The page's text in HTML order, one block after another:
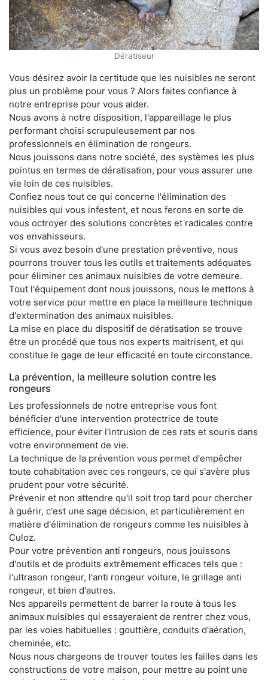
Dératiseur
Vous désirez avoir la certitude que les nuisibles ne seront
plus un problème pour vous ? Alors faites confiance à
notre entreprise pour vous aider.
Nous avons à notre disposition, l'appareillage le plus
performant choisi scrupuleusement par nos
professionnels en élimination de rongeurs.
Nous jouissons dans notre société, des systèmes les plus
pointus en termes de dératisation, pour vous assurer une
vie loin de ces nuisibles.
Confiez nous tout ce qui concerne l'élimination des
nuisibles qui vous infestent, et nous ferons en sorte de
vous octroyer des solutions concrètes et radicales contre
vos envahisseurs.
Si vous avez besoin d'une prestation préventive, nous
pourrons trouver tous les outils et traitements adéquates
pour éliminer ces animaux nuisibles de votre demeure.
Tout l'équipement dont nous jouissons, nous le mettons à
votre service pour mettre en place la meilleure technique
d'extermination des animaux nuisibles.
La mise en place du dispositif de dératisation se trouve
être un procédé que tous nos experts maitrisent, et qui
constitue le gage de leur efficacité en toute circonstance.
La prévention, la meilleure solution contre les
rongeurs
Les professionnels de notre entreprise vous font
bénéficier d'une intervention protectrice de toute
efficience, pour éviter l'intrusion de ces rats et souris dans
votre environnement de vie.
La technique de la prévention vous permet d'empêcher
toute cohabitation avec ces rongeurs, ce qui s'avère plus
prudent pour votre sécurité.
Prévenir et non attendre qu'il soit trop tard pour chercher
à guérir, c'est une sage décision, et particulièrement en
matière d'élimination de rongeurs comme les nuisibles à
Culoz.
Pour votre prévention anti rongeurs, nous jouissons
d'outils et de produits extrêmement efficaces tels que :
l'ultrason rongeur, l'anti rongeur voiture, le grillage anti
rongeur, et bien d'autres.
Nos appareils permettent de barrer la route à tous les
animaux nuisibles qui essayeraient de rentrer chez vous,
par les voies habituelles : gouttière, conduits d'aération,
cheminée, etc.
Nous nous chargeons de trouver toutes les failles dans les
constructions de votre maison, pour mettre au point une